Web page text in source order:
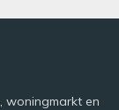
woningmarkt en